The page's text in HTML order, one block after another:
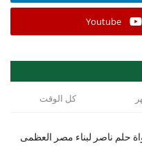
Youtube
كل الوقت
حلم ناصر لبناء مصر العظمى